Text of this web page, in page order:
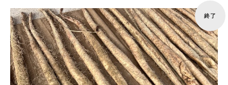
孫の手トラベル
トップ
ツアー一覧
参加の流れ
お問合せ
終了